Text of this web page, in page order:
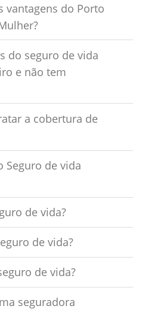
vantagens do Porto
do seguro de vida
e não tem
a cobertura de
Seguro de vida
de vida?
de vida?
de vida?
seguradora